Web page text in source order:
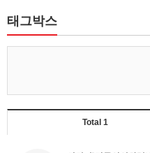
태그박스
Total 1